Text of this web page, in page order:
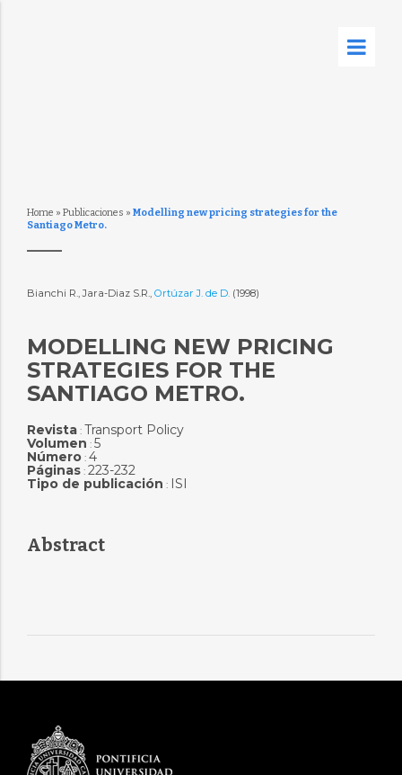
Home » Publicaciones » Modelling new pricing strategies for the
Santiago Metro.
Bianchi R., Jara-Diaz S.R., Ortúzar J. de D. (1998)
MODELLING NEW PRICING
STRATEGIES FOR THE
SANTIAGO METRO.
Revista: Transport Policy
Volumen : 5
Número: 4
Páginas: 223-232
Tipo de publicación : ISI
Abstract